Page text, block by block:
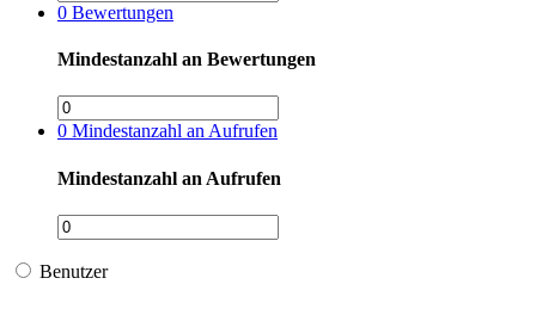
0 Bewertungen
Mindestanzahl an Bewertungen
0 Mindestanzahl an Aufrufen
Mindestanzahl an Aufrufen
Benutzer